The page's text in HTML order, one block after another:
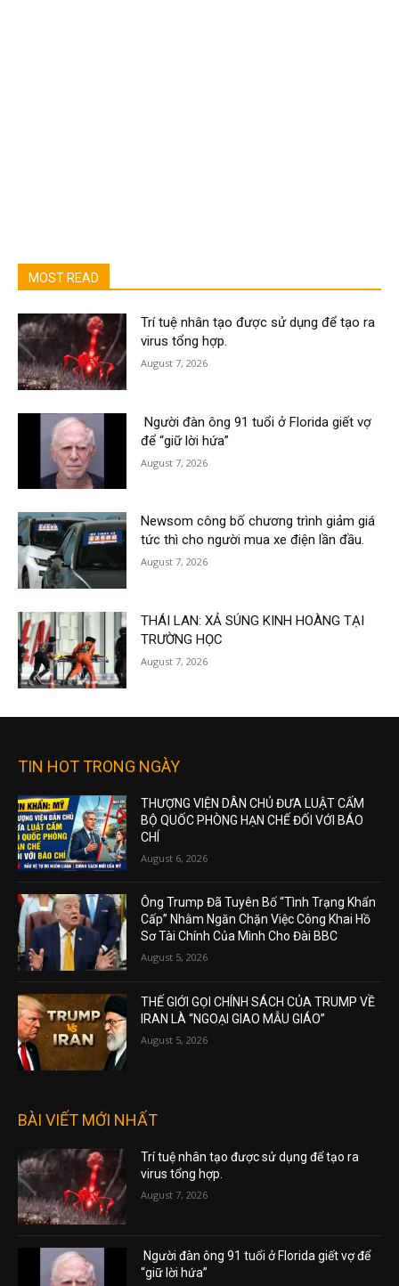
MOST READ
Trí tuệ nhân tạo được sử dụng để tạo ra
virus tổng hợp.
August 7, 2026
Người đàn ông 91 tuổi ở Florida giết vợ
để “giữ lời hứa”
August 7, 2026
Newsom công bố chương trình giảm giá
tức thì cho người mua xe điện lần đầu.
August 7, 2026
THÁI LAN: XẢ SÚNG KINH HOÀNG TẠI
TRƯỜNG HỌC
August 7, 2026
TIN HOT TRONG NGÀY
THƯỢNG VIỆN DÂN CHỦ ĐƯA LUẬT CẤM
BỘ QUỐC PHÒNG HẠN CHẾ ĐỐI VỚI BÁO
CHÍ
August 6, 2026
Ông Trump Đã Tuyên Bố “Tình Trạng Khẩn
Cấp” Nhằm Ngăn Chặn Việc Công Khai Hồ
Sơ Tài Chính Của Mình Cho Đài BBC
August 5, 2026
THẾ GIỚI GỌI CHÍNH SÁCH CỦA TRUMP VỀ
IRAN LÀ “NGOẠI GIAO MẪU GIÁO”
August 5, 2026
BÀI VIẾT MỚI NHẤT
Trí tuệ nhân tạo được sử dụng để tạo ra
virus tổng hợp.
August 7, 2026
Người đàn ông 91 tuổi ở Florida giết vợ để
“giữ lời hứa”